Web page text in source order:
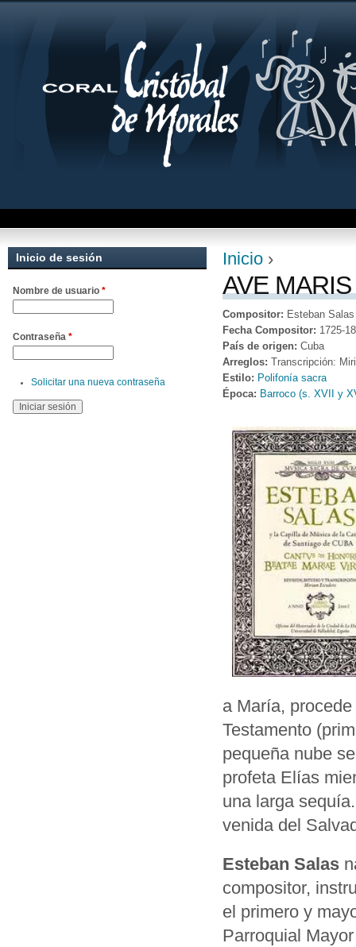
Se encuentra
Inicio ›
AVE
Compositor: Esteban Salas
Fecha Compositor: 1725-
País de origen: Cuba
Arreglos: Transcripción:
Estilo: Polifonía sacra
Época: Barroco (s. XVII y
a María,
Testamento
pequeña nube
profeta Elías
una larga
venida del
Esteban Salas
compositor,
el primero y
Parroquial
Inicio de sesión
Nombre de usuario *
Contraseña *
Solicitar una nueva contraseña